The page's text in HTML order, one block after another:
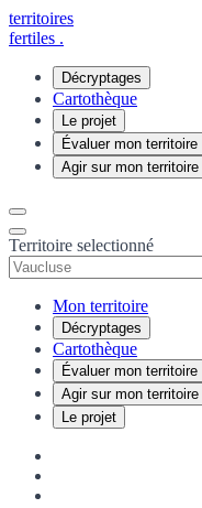
territoires
fertiles .
Décryptages
Cartothèque
Le projet
Évaluer mon territoire
Agir sur mon territoire
Territoire selectionné
Mon territoire
Décryptages
Cartothèque
Évaluer mon territoire
Agir sur mon territoire
Le projet